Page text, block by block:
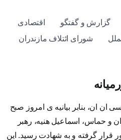
گزارش و گفتگو
اقتصادی
شورای ائتلاف مازندران
ان، بنابر بیانیه ی امروز صبح
و حماس، اسماعیل هنیه، رهبر
قرار گرفته و به شهادت رسید. این